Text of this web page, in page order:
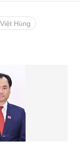
Hùng